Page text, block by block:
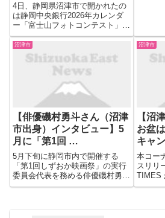
4日、静岡県沼津市で開かれたの
は静岡中央銀行2026年カレンダ
ー「富士山フォトコンテスト」の
表彰式です。 15回目を迎えた
2025年は県内外から511点の応募
があり、その中から6作品が入賞
しました。 最優秀賞に選ばれた
のは神奈川県藤沢市に住...
沼津市
【俳優磯村勇斗さん（沼津
市出身）インタビュー】5
月に「第1回 …
5月下旬に静岡市内で開催する
「第1回しずおか映画祭」の実行
委員会代表を務める俳優磯村勇斗
さん（沼津市出身）。2024年、
沼津市
【沼
お盆
キャ
本コー
スリリ
TIMES
の プレ